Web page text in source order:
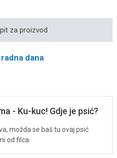
za proizvod
dana
- Ku-kuc! Gdje je psić?
možda se baš tu ovaj psić
od filca.